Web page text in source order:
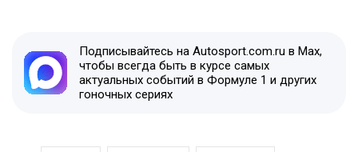
Подписывайтесь на Autosport.com.ru в Max,
чтобы всегда быть в курсе самых
актуальных событий в Формуле 1 и других
гоночных сериях